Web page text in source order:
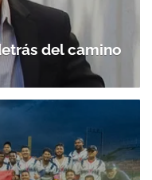
del camino